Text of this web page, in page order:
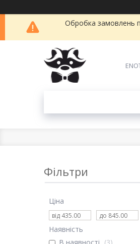
Обробка замовлень
Фільтри
Ціна
Наявність